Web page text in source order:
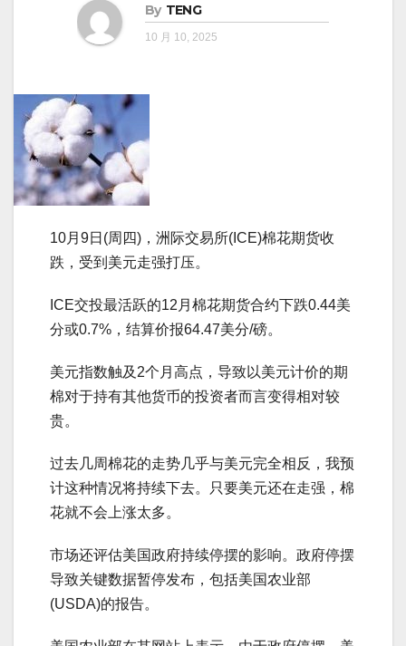
By TENG
10 月 10, 2025
10月9日(周四)，洲际交易所(ICE)棉花期货收
跌，受到美元走强打压。
ICE交投最活跃的12月棉花期货合约下跌0.44美
分或0.7%，结算价报64.47美分/磅。
美元指数触及2个月高点，导致以美元计价的期
棉对于持有其他货币的投资者而言变得相对较
贵。
过去几周棉花的走势几乎与美元完全相反，我预
计这种情况将持续下去。只要美元还在走强，棉
花就不会上涨太多。
市场还评估美国政府持续停摆的影响。政府停摆
导致关键数据暂停发布，包括美国农业部
(USDA)的报告。